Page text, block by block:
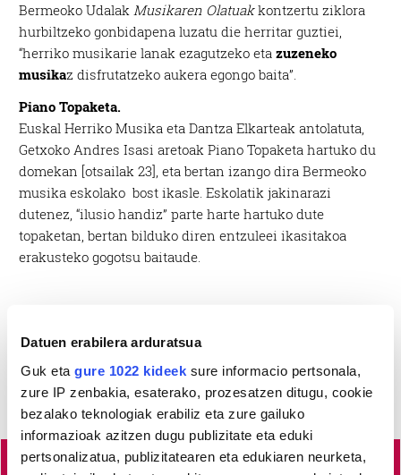
Datuen erabilera arduratsua
Guk eta gure 1022 kideek sure informacio pertsonala,
zure IP zenbakia, esaterako, prozesatzen ditugu, cookie
bezalako teknologiak erabiliz eta zure gailuko
informazioak azitzen dugu publizitate eta eduki
pertsonalizatua, publizitatearen eta edukiaren neurketa,
Bermeoko UdalakMusikaren Olatuakkontzertu ziklora
hurbiltzeko gonbidapena luzatu die herritar guztiei,
“herriko musikarie lanak ezagutzeko etazuzeneko
musikaz disfrutatzeko aukera egongo baita”.
Piano Topaketa.
Euskal Herriko Musika eta Dantza Elkarteak antolatuta,
Getxoko Andres Isasi aretoak Piano Topaketa hartuko du
domekan [otsailak 23], eta bertan izango dira Bermeoko
musika eskolako bost ikasle. Eskolatik jakinarazi
dutenez, “ilusio handiz” parte harte hartuko dute
topaketan, bertan bilduko diren entzuleei ikasitakoa
erakusteko gogotsu baitaude.